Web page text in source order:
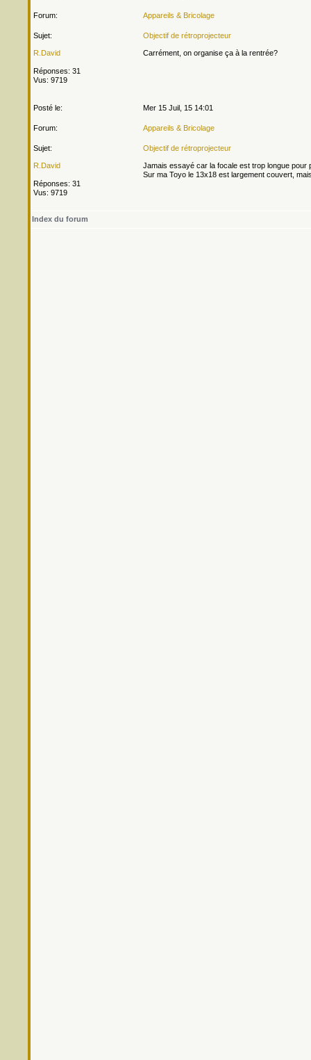
Forum: Appareils & Bricolage
Sujet: Objectif de rétroprojecteur
R.David
Réponses: 31
Vus: 9719
Carrément, on organise ça à la rentrée?
Posté le: Mer 15 Juil, 15 14:01
Forum: Appareils & Bricolage
Sujet: Objectif de rétroprojecteur
R.David
Réponses: 31
Vus: 9719
Jamais essayé car la focale est trop longue pour
Sur ma Toyo le 13x18 est largement couvert,
Index du forum